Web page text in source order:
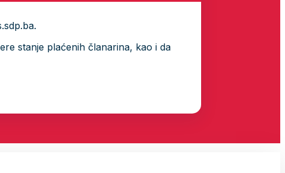
stanje plaćenih članarina, kao i da